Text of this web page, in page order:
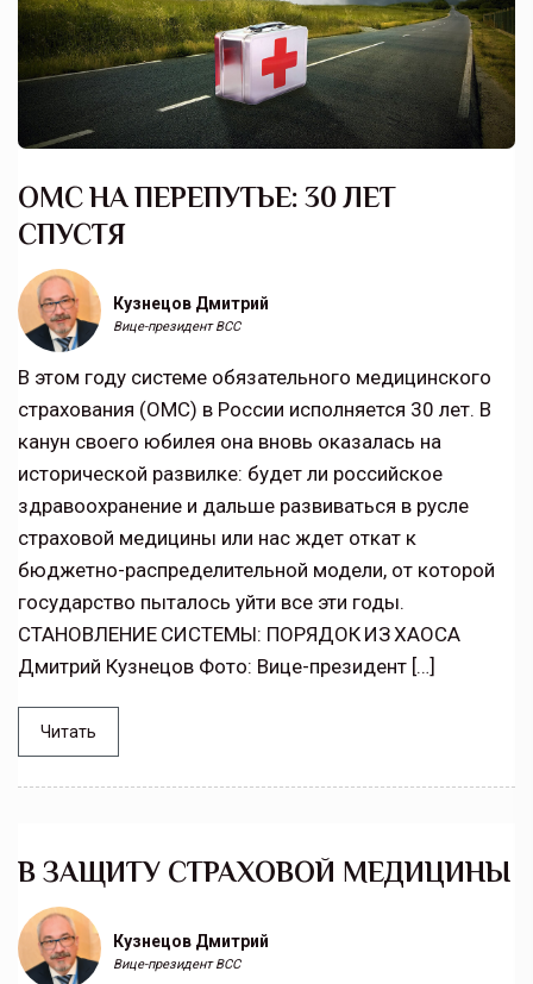
ОМС НА ПЕРЕПУТЬЕ: 30 ЛЕТ
СПУСТЯ
Кузнецов Дмитрий
Вице-президент ВСС
В этом году системе обязательного медицинского
страхования (ОМС) в России исполняется 30 лет. В
канун своего юбилея она вновь оказалась на
исторической развилке: будет ли российское
здравоохранение и дальше развиваться в русле
страховой медицины или нас ждет откат к
бюджетно-распределительной модели, от которой
государство пыталось уйти все эти годы.
СТАНОВЛЕНИЕ СИСТЕМЫ: ПОРЯДОК ИЗ ХАОСА
Дмитрий Кузнецов Фото: Вице-президент […]
Читать
В ЗАЩИТУ СТРАХОВОЙ МЕДИЦИНЫ
Кузнецов Дмитрий
Вице-президент ВСС